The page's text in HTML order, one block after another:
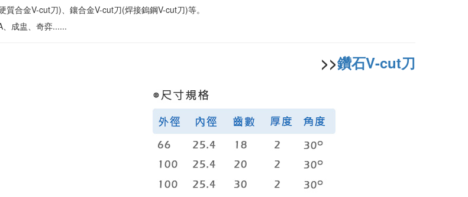
質合金V-cut刀)、鑲合金V-cut刀(焊接鎢鋼V-cut刀)等。
、成盅、奇弈......
>>鑽石V-cut刀